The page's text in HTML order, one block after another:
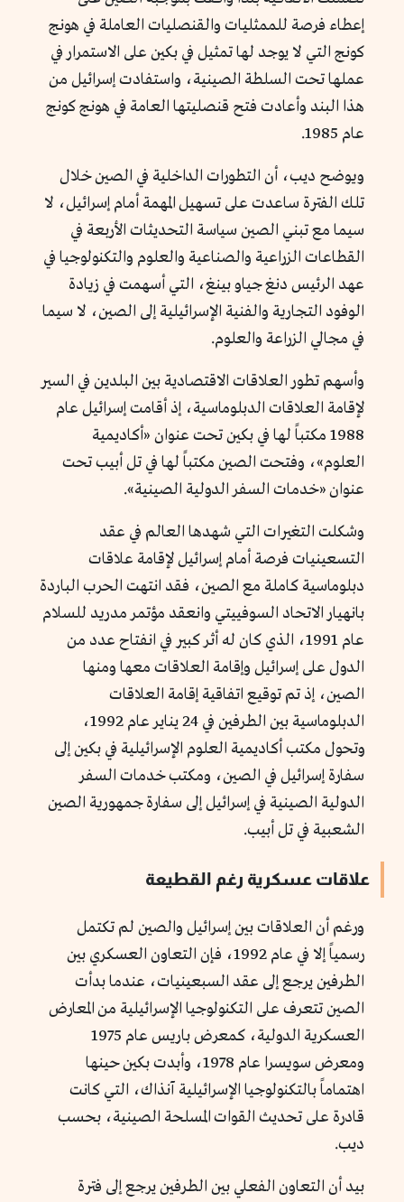
إعطاء فرصة للممثليات والقنصليات العاملة في هونج
كونج التي لا يوجد لها تمثيل في بكين على الاستمرار في
عملها تحت السلطة الصينية، واستفادت إسرائيل من
هذا البند وأعادت فتح قنصليتها العامة في هونج كونج
عام 1985.
ويوضح ديب، أن التطورات الداخلية في الصين خلال
تلك الفترة ساعدت على تسهيل المهمة أمام إسرائيل، لا
سيما مع تبني الصين سياسة التحديثات الأربعة في
القطاعات الزراعية والصناعية والعلوم والتكنولوجيا في
عهد الرئيس دنغ جياو بينغ، التي أسهمت في زيادة
الوفود التجارية والفنية الإسرائيلية إلى الصين، لا سيما
في مجالي الزراعة والعلوم.
وأسهم تطور العلاقات الاقتصادية بين البلدين في السير
لإقامة العلاقات الدبلوماسية، إذ أقامت إسرائيل عام
1988 مكتباً لها في بكين تحت عنوان «أكاديمية
العلوم»، وفتحت الصين مكتباً لها في تل أبيب تحت
عنوان «خدمات السفر الدولية الصينية».
وشكلت التغيرات التي شهدها العالم في عقد
التسعينيات فرصة أمام إسرائيل لإقامة علاقات
دبلوماسية كاملة مع الصين، فقد انتهت الحرب الباردة
بانهيار الاتحاد السوفييتي وانعقد مؤتمر مدريد للسلام
عام 1991، الذي كان له أثر كبير في انفتاح عدد من
الدول على إسرائيل وإقامة العلاقات معها ومنها
الصين، إذ تم توقيع اتفاقية إقامة العلاقات
الدبلوماسية بين الطرفين في 24 يناير عام 1992،
وتحول مكتب أكاديمية العلوم الإسرائيلية في بكين إلى
سفارة إسرائيل في الصين، ومكتب خدمات السفر
الدولية الصينية في إسرائيل إلى سفارة جمهورية الصين
الشعبية في تل أبيب.
علاقات عسكرية رغم القطيعة
ورغم أن العلاقات بين إسرائيل والصين لم تكتمل
رسمياً إلا في عام 1992، فإن التعاون العسكري بين
الطرفين يرجع إلى عقد السبعينيات، عندما بدأت
الصين تتعرف على التكنولوجيا الإسرائيلية من المعارض
العسكرية الدولية، كمعرض باريس عام 1975
ومعرض سويسرا عام 1978، وأبدت بكين حينها
اهتماماً بالتكنولوجيا الإسرائيلية آنذاك، التي كانت
قادرة على تحديث القوات المسلحة الصينية، بحسب
ديب.
بيد أن التعاون الفعلي بين الطرفين يرجع إلى فترة